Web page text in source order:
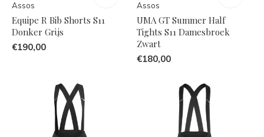
Assos
Equipe R Bib Shorts S11
Donker Grijs
€190,00
Assos
UMA GT Summer Half
Tights S11 Damesbroek
Zwart
€180,00